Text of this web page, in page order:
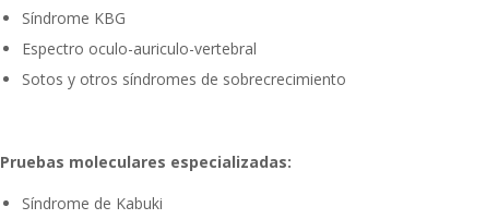
Síndrome KBG
Espectro oculo-auriculo-vertebral
Sotos y otros síndromes de sobrecrecimiento
Pruebas moleculares especializadas:
Síndrome de Kabuki